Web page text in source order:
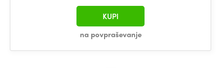
na povpraševanje
KUPI